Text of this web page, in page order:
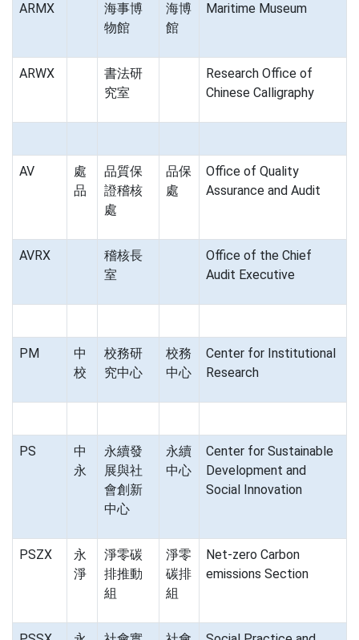
ARMX
海事博
物館
海博
館
Maritime Museum
ARWX
書法研
究室
Research Office of
Chinese Calligraphy
AV
處
品
品質保
證稽核
處
品保
處
Office of Quality
Assurance and Audit
AVRX
稽核長
室
Office of the Chief
Audit Executive
PM
中
校
校務研
究中心
校務
中心
Center for Institutional
Research
PS
中
永
永續發
展與社
會創新
中心
永續
中心
Center for Sustainable
Development and
Social Innovation
PSZX
永
淨
淨零碳
排推動
組
淨零
碳排
組
Net-zero Carbon
emissions Section